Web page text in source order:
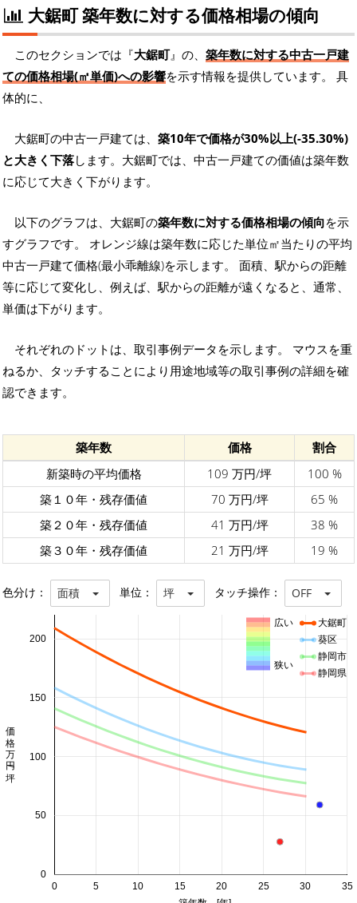
大鋸町 築年数に対する価格相場の傾向
このセクションでは『大鋸町』の、 築年数に対する中古一戸建
ての価格相場(㎡単価)への影響を示す情報を提供しています。 具
体的に、
大鋸町の中古一戸建ては、 築10年で価格が30%以上(-35.30%)
と大きく下落します。大鋸町では、中古一戸建ての価値は築年数
に応じて大きく下がります。
以下のグラフは、大鋸町の築年数に対する価格相場の傾向を示
すグラフです。 オレンジ線は築年数に応じた単位㎡当たりの平均
中古一戸建て価格(最小乖離線)を示します。 面積、駅からの距離
等に応じて変化し、例えば、駅からの距離が遠くなると、通常、
単価は下がります。
それぞれのドットは、取引事例データを示します。 マウスを重
ねるか、タッチすることにより用途地域等の取引事例の詳細を確
認できます。
築年数 価格
割合
新築時の平均価格
109 万円/坪
100 %
築１０年・残存価値
70 万円/坪
65 %
築２０年・残存価値
41 万円/坪
38 %
築３０年・残存価値
21 万円/坪 19 %
色分け： 面積 単位： 坪 タッチ操作： OFF
0 5 10 15 20 25 30 35
0
50
100
150
200
価格 万円/坪
大鋸町
葵区
静岡市
静岡県
広い
狭い